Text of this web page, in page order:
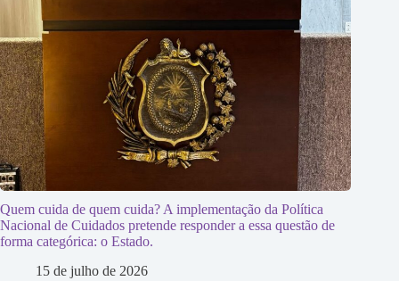
Quem cuida de quem cuida? A implementação da Política
Nacional de Cuidados pretende responder a essa questão de
forma categórica: o Estado.
15 de julho de 2026